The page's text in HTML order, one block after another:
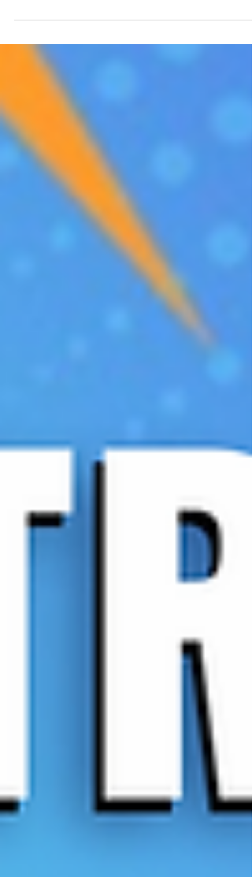
Campeonato Cearense de Sprint Triathlon I
etapa, será ONLINE através do nosso canal no
YOUTUBE . O...